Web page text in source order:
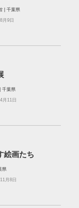
| 千葉県
月9日
千葉県
月11日
絵画たち
県
月8日